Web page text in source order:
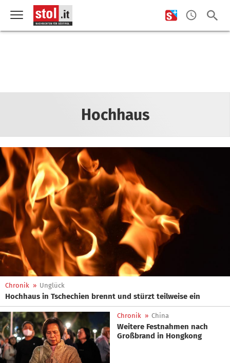
Hochhaus
Chronik » Unglück
Hochhaus in Tschechien brennt und stürzt teilweise ein
Chronik » China
Weitere Festnahmen nach
Großbrand in Hongkong